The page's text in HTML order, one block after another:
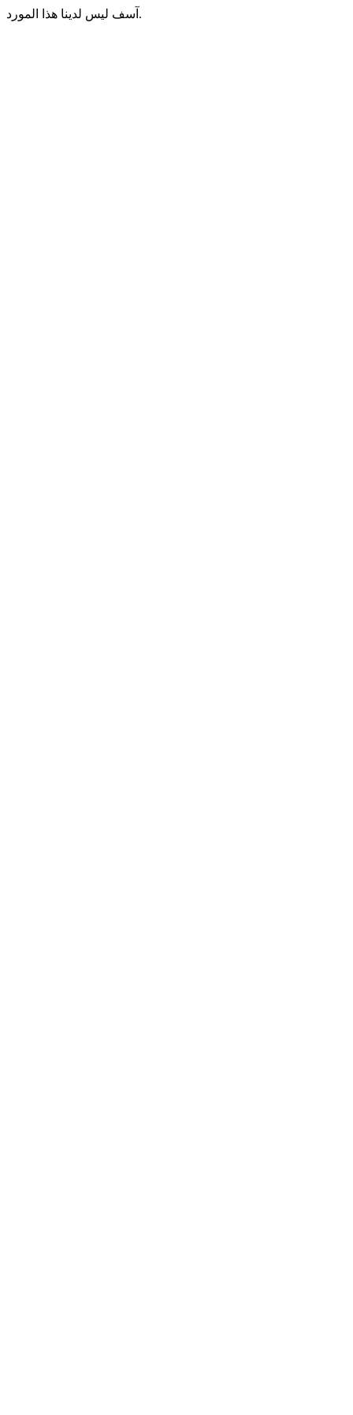
آسف ليس لدينا هذا المورد.